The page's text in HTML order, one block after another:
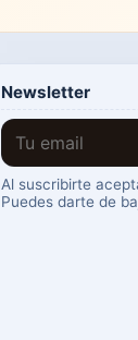
Newsletter
Al suscribirte
Puedes darte de